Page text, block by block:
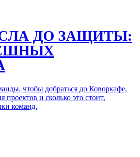
ДО ЗАЩИТЫ:
чтобы добраться до Коворкафе,
проектов и сколько это стоит,
команд.